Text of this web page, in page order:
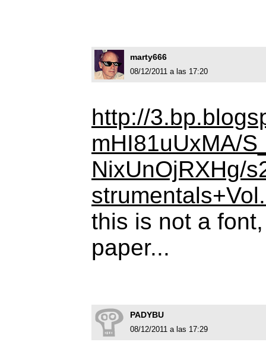
marty666
08/12/2011 a las 17:20
http://
mHI81uUxMA/
NixUnOjRXHg/
this is not a
paper...
PADYBU
08/12/2011 a las 17:29